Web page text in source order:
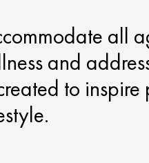
all
and
to